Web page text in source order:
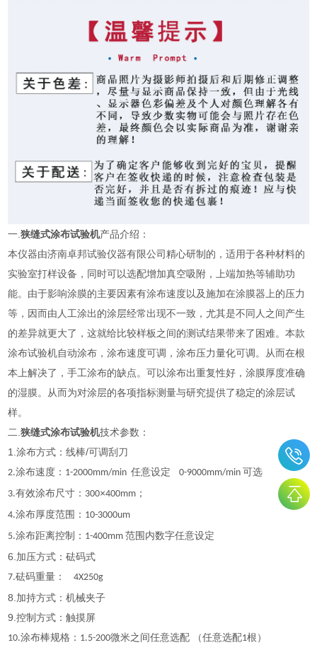
一.狭缝式涂布试验机产品介绍：
本仪器由济南卓邦试验仪器有限公司精心研制的，适用于各种材料的
实验室打样设备，同时可以选配增加真空吸附，上端加热等辅助功
能。 由于影响涂膜的主要因素有涂布速度以及施加在涂膜器上的压力
等，因而由人工涂出的涂层经常出现不一致，尤其是不同人之间产生
的差异就更大了，这就给比较样板之间的测试结果带来了困难。本款
涂布试验机自动涂布，涂布速度可调，涂布压力量化可调。从而在根
本上解决了，手工涂布的缺点。可以涂布出重复性好，涂膜厚度准确
的湿膜。从而为对涂层的各项指标测量与研究提供了稳定的涂层试
样。
二.狭缝式涂布试验机技术参数：
1.涂布方式：线棒/可调刮刀
2.涂布速度： 1-2000mm/min任意设定0-9000mm/min 可选
3.有效涂布尺寸： 300×400mm ；
4.涂布厚度范围： 10-3000um
5.涂布距离控制： 1-400mm范围内数字任意设定
6.加压方式：砝码式
7.砝码重量：4X250g
8.加持方式：机械夹子
9.控制方式：触摸屏
10.涂布棒规格： 1.5-200微米之间任意选配 （任意选配1根）